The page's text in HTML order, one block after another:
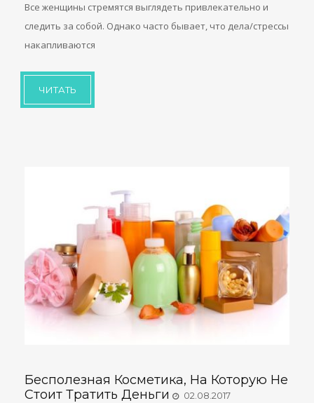
Все женщины стремятся выглядеть привлекательно и
следить за собой. Однако часто бывает, что дела/стрессы
накапливаются
ЧИТАТЬ
Бесполезная Косметика, На Которую Не
Стоит Тратить Деньги
02.08.2017